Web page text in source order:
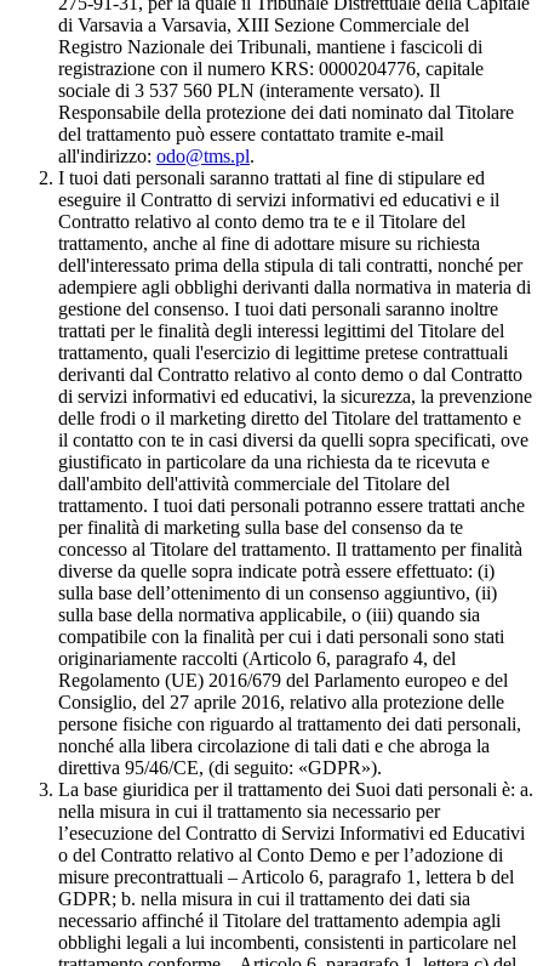
di Varsavia a Varsavia, XIII Sezione Commerciale del
Registro Nazionale dei Tribunali, mantiene i fascicoli di
registrazione con il numero KRS: 0000204776, capitale
sociale di 3 537 560 PLN (interamente versato). Il
Responsabile della protezione dei dati nominato dal Titolare
del trattamento può essere contattato tramite e-mail
all'indirizzo: odo@tms.pl.
I tuoi dati personali saranno trattati al fine di stipulare ed
eseguire il Contratto di servizi informativi ed educativi e il
Contratto relativo al conto demo tra te e il Titolare del
trattamento, anche al fine di adottare misure su richiesta
dell'interessato prima della stipula di tali contratti, nonché per
adempiere agli obblighi derivanti dalla normativa in materia di
gestione del consenso. I tuoi dati personali saranno inoltre
trattati per le finalità degli interessi legittimi del Titolare del
trattamento, quali l'esercizio di legittime pretese contrattuali
derivanti dal Contratto relativo al conto demo o dal Contratto
di servizi informativi ed educativi, la sicurezza, la prevenzione
delle frodi o il marketing diretto del Titolare del trattamento e
il contatto con te in casi diversi da quelli sopra specificati, ove
giustificato in particolare da una richiesta da te ricevuta e
dall'ambito dell'attività commerciale del Titolare del
trattamento. I tuoi dati personali potranno essere trattati anche
per finalità di marketing sulla base del consenso da te
concesso al Titolare del trattamento. Il trattamento per finalità
diverse da quelle sopra indicate potrà essere effettuato: (i)
sulla base dell’ottenimento di un consenso aggiuntivo, (ii)
sulla base della normativa applicabile, o (iii) quando sia
compatibile con la finalità per cui i dati personali sono stati
originariamente raccolti (Articolo 6, paragrafo 4, del
Regolamento (UE) 2016/679 del Parlamento europeo e del
Consiglio, del 27 aprile 2016, relativo alla protezione delle
persone fisiche con riguardo al trattamento dei dati personali,
nonché alla libera circolazione di tali dati e che abroga la
direttiva 95/46/CE, (di seguito: «GDPR»).
La base giuridica per il trattamento dei Suoi dati personali è: a.
nella misura in cui il trattamento sia necessario per
l’esecuzione del Contratto di Servizi Informativi ed Educativi
o del Contratto relativo al Conto Demo e per l’adozione di
misure precontrattuali – Articolo 6, paragrafo 1, lettera b del
GDPR; b. nella misura in cui il trattamento dei dati sia
necessario affinché il Titolare del trattamento adempia agli
obblighi legali a lui incombenti, consistenti in particolare nel